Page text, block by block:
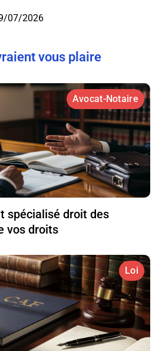
07/2026
vous plaire
Avocat-Notaire
spécialisé droit des
vos droits
Loi